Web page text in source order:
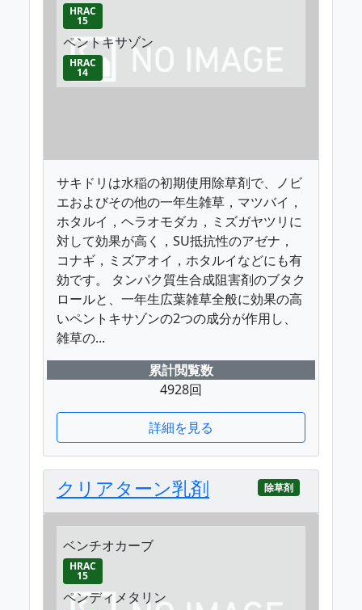
HRAC
15
ペントキサゾン
HRAC
14
サキドリは水稲の初期使用除草剤で、ノビ
エおよびその他の一年生雑草，マツバイ，
ホタルイ，ヘラオモダカ，ミズガヤツリに
対して効果が高く，SU抵抗性のアゼナ，
コナギ，ミズアオイ，ホタルイなどにも有
効です。 タンパク質生合成阻害剤のブタク
ロールと、一年生広葉雑草全般に効果の高
いペントキサゾンの2つの成分が作用し、
雑草の...
累計閲覧数
4928回
詳細を見る
クリアターン乳剤 除草剤
ベンチオカーブ
HRAC
15
ペンディメタリン